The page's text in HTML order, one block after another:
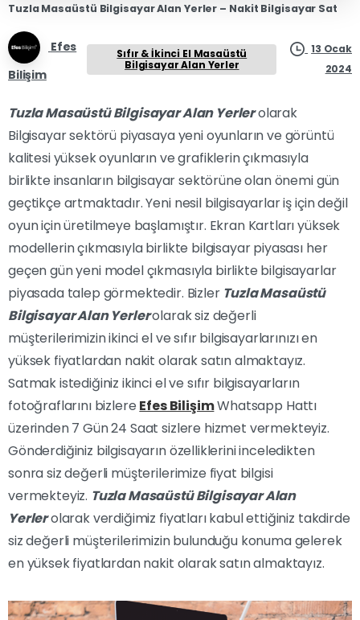
Tuzla Masaüstü Bilgisayar Alan Yerler – Nakit Bilgisayar Sat
Efes
Bilişim
Sıfır & İkinci El Masaüstü
Bilgisayar Alan Yerler
13 Ocak
2024
Tuzla Masaüstü Bilgisayar Alan Yerlerolarak
Bilgisayar sektörü piyasaya yeni oyunların ve görüntü
kalitesi yüksek oyunların ve grafiklerin çıkmasıyla
birlikte insanların bilgisayar sektörüne olan önemi gün
geçtikçe artmaktadır. Yeni nesil bilgisayarlar iş için değil
oyun için üretilmeye başlamıştır. Ekran Kartları yüksek
modellerin çıkmasıyla birlikte bilgisayar piyasası her
geçen gün yeni model çıkmasıyla birlikte bilgisayarlar
piyasada talep görmektedir. Bizler Tuzla Masaüstü
Bilgisayar Alan Yerlerolarak siz değerli
müşterilerimizin ikinci el ve sıfır bilgisayarlarınızı en
yüksek fiyatlardan nakit olarak satın almaktayız.
Satmak istediğiniz ikinci el ve sıfır bilgisayarların
fotoğraflarını bizlere Efes BilişimWhatsapp Hattı
üzerinden 7 Gün 24 Saat sizlere hizmet vermekteyiz.
Gönderdiğiniz bilgisayarın özelliklerini inceledikten
sonra siz değerli müşterilerimize fiyat bilgisi
vermekteyiz. Tuzla Masaüstü Bilgisayar Alan
Yerlerolarak verdiğimiz fiyatları kabul ettiğiniz takdirde
siz değerli müşterilerimizin bulunduğu konuma gelerek
en yüksek fiyatlardan nakit olarak satın almaktayız.